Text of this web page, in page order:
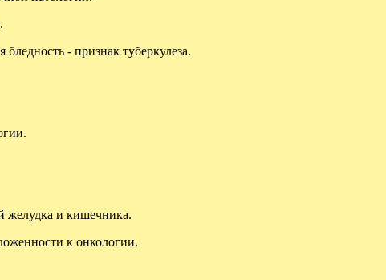
- признак туберкулеза.
желудка и кишечника.
к онкологии.